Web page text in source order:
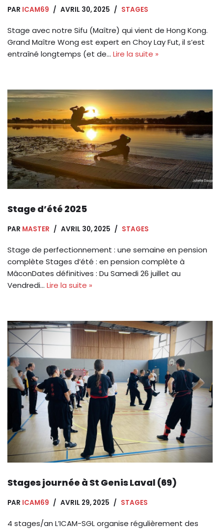
PAR ICAM69 AVRIL 30, 2025 STAGES
Stage avec notre Sifu (Maître) qui vient de Hong Kong.
Grand Maître Wong est expert en Choy Lay Fut, il s’est
entraîné longtemps (et de… Lire la suite »
Stage d’été 2025
PAR MASTER AVRIL 30, 2025 STAGES
Stage de perfectionnement : une semaine en pension
complète Stages d’été : en pension complète à
MâconDates définitives : Du Samedi 26 juillet au
Vendredi… Lire la suite »
Stages journée à St Genis Laval (69)
PAR ICAM69 AVRIL 29, 2025 STAGES
4 stages/an L’ICAM-SGL organise régulièrement des